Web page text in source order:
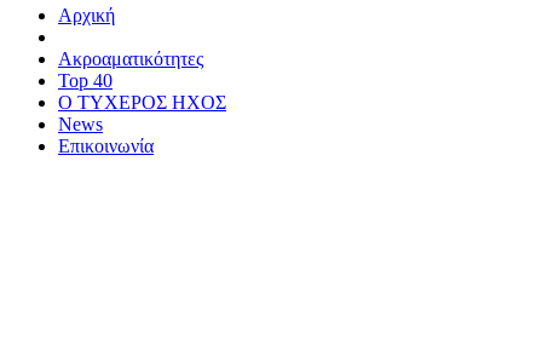
Αρχική
Ακροαματικότητες
Top 40
Ο ΤΥΧΕΡΟΣ ΗΧΟΣ
News
Επικοινωνία